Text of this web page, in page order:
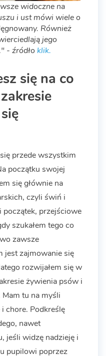
widoczne na
i ust mówi wiele o
Również
jego
- źródło klik.
się na co
przede wszystkim
początku swojej
się głównie na
czyli świń i
początek, przejściowe
szukałem tego co
zawsze
jest zajmowanie się
rozwijałem się w
żywienia psów i
tu na myśli
chore. Podkreślę
nawet
jeśli widzę nadzieję i
pupilowi poprzez